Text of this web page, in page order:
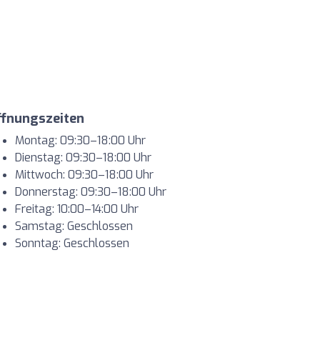
Montag: 09:30–18:00 Uhr
Dienstag: 09:30–18:00 Uhr
Mittwoch: 09:30–18:00 Uhr
Donnerstag: 09:30–18:00 Uhr
Freitag: 10:00–14:00 Uhr
Samstag: Geschlossen
Sonntag: Geschlossen